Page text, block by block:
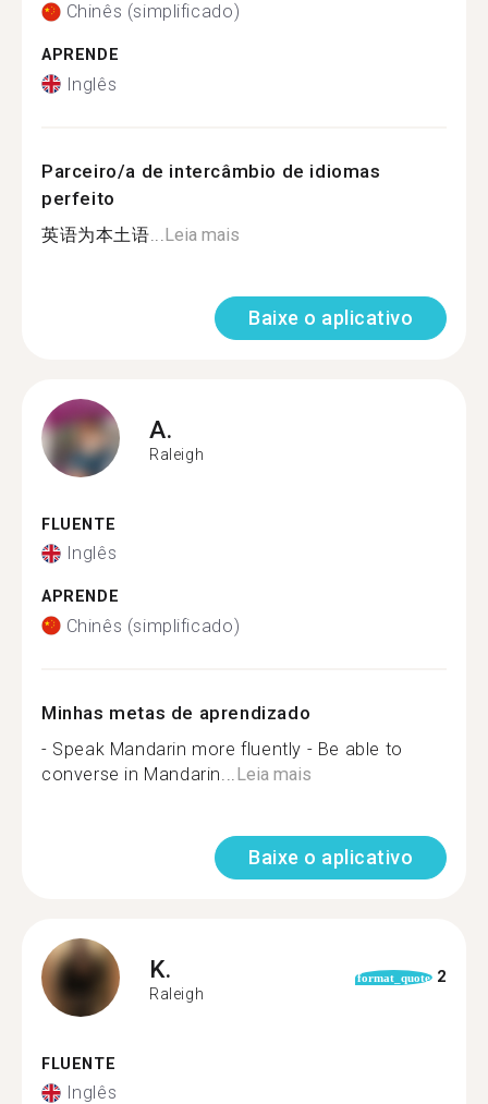
Chinês (simplificado)
APRENDE
Inglês
Parceiro/a de intercâmbio de idiomas
perfeito
英语为本土语... Leia mais
Baixe o aplicativo
A.
Raleigh
FLUENTE
Inglês
APRENDE
Chinês (simplificado)
Minhas metas de aprendizado
- Speak Mandarin more fluently - Be able to
converse in Mandarin... Leia mais
Baixe o aplicativo
K.
Raleigh
format_quote 2
FLUENTE
Inglês